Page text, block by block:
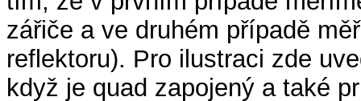
zářiče a ve druhém případě
reflektoru). Pro ilustraci zde
když je quad zapojený a také